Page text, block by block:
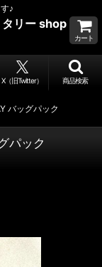
♪
タリー shop
カート
X（旧Twitter） 商品検索
バッグパック
パック